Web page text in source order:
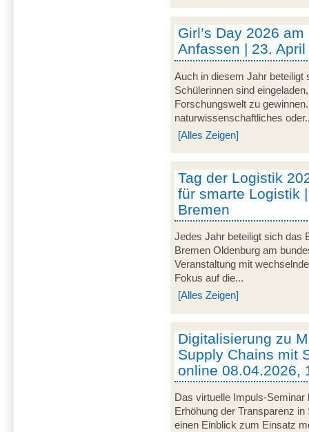
Girl’s Day 2026
Anfassen | 23.
Auch in diesem Jahr beteiligt
Schülerinnen sind
Forschungswelt zu
naturwissenschaftliches
[Alles Zeigen]
Tag der Logistik
für smarte Logistik
Bremen
Jedes Jahr beteiligt sich das
Bremen Oldenburg am
Veranstaltung mit
Fokus auf die...
[Alles Zeigen]
Digitalisierung zu
Supply Chains mit
online 08.04.2026,
Das virtuelle Impuls-Seminar
Erhöhung der Transparenz
einen Einblick zum Einsatz